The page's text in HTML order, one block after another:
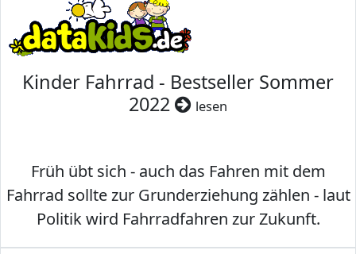
Kinder Fahrrad - Bestseller Sommer
2022
lesen
Früh übt sich - auch das Fahren mit dem
Fahrrad sollte zur Grunderziehung zählen - laut
Politik wird Fahrradfahren zur Zukunft.